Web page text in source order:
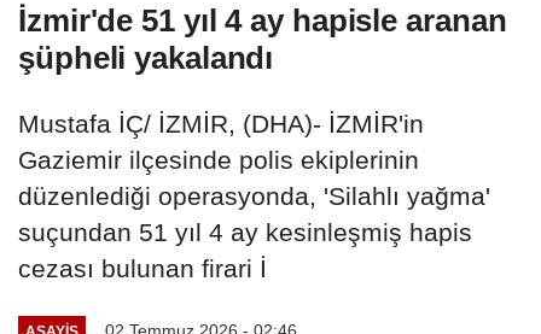
İzmir'de 51 yıl 4 ay hapisle aranan
şüpheli yakalandı
Mustafa İÇ/ İZMİR, (DHA)- İZMİR'in
Gaziemir ilçesinde polis ekiplerinin
düzenlediği operasyonda, 'Silahlı yağma'
suçundan 51 yıl 4 ay kesinleşmiş hapis
cezası bulunan firari İ
ASAYIŞ 02 Temmuz 2026 - 02:46